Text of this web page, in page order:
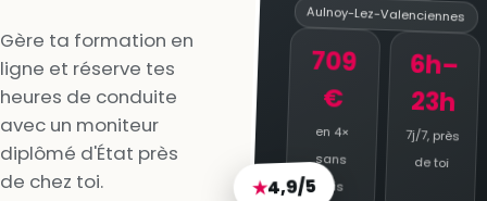
Gère ta formation en
ligne et réserve tes
heures de conduite
avec un moniteur
diplômé d'État près
de chez toi.
Aulnoy-Lez-Valenciennes
709
€
en 4×
sans
frais
6h–
23h
7j/7, près
de toi
★4,9/5